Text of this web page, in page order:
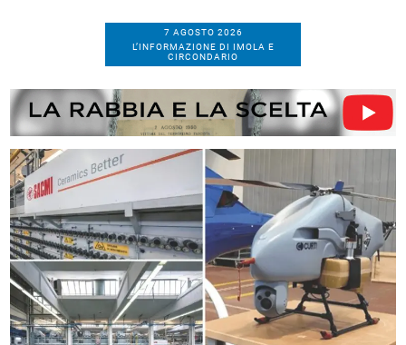
7 AGOSTO 2026
L’INFORMAZIONE DI IMOLA E
CIRCONDARIO